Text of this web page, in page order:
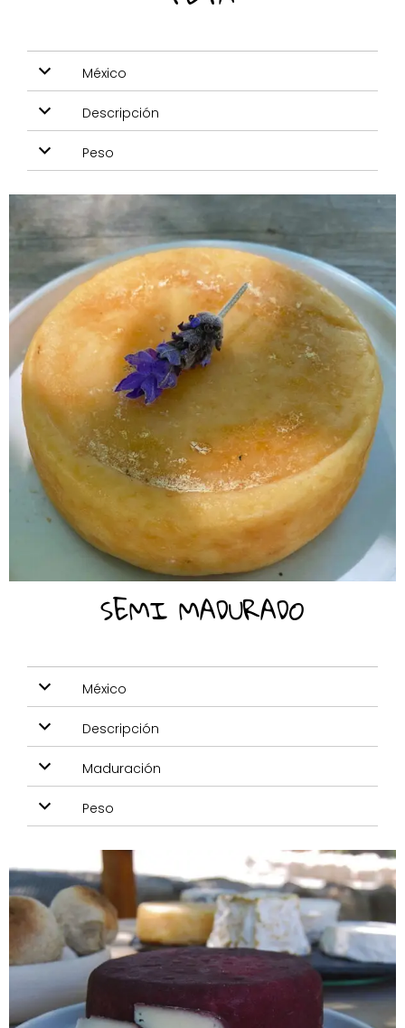
México
Descripción
Peso
SEMI MADURADO
México
Descripción
Maduración
Peso